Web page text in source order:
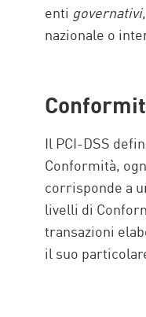
enti governativi
nazionale o
Il PCI-DSS
Conformità,
corrisponde a
livelli di
transazioni
il suo